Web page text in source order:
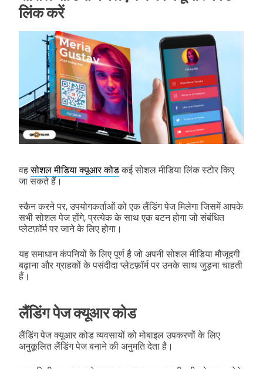
लिंक करें
वहसोशल मीडिया क्यूआर कोडकई सोशल मीडिया लिंक स्टोर किए
जा सकते हैं।
स्कैन करने पर, उपयोगकर्ताओं को एक लैंडिंग पेज मिलेगा जिसमें आपके
सभी सोशल पेज होंगे, प्रत्येक के साथ एक बटन होगा जो संबंधित
प्लेटफ़ॉर्म पर जाने के लिए होगा।
यह समाधान कंपनियों के लिए पूर्ण है जो अपनी सोशल मीडिया मौजूदगी
बढ़ाना और ग्राहकों के पसंदीदा प्लेटफ़ॉर्म पर उनके साथ जुड़ना चाहती
हैं।
लैंडिंग पेज क्यूआर कोड
लैंडिंग पेज क्यूआर कोड व्यवसायों को मोबाइल उपकरणों के लिए
अनुकूलित लैंडिंग पेज बनाने की अनुमति देता है।